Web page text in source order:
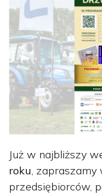
Już w najbliższy
roku, zapraszamy
przedsiębiorców,